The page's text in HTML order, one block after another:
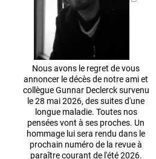
Nous avons le regret de vous
annoncer le décès de notre ami et
collègue Gunnar Declerck survenu
le 28 mai 2026, des suites d'une
longue maladie. Toutes nos
pensées vont à ses proches. Un
hommage lui sera rendu dans le
prochain numéro de la revue à
paraître courant de l'été 2026.